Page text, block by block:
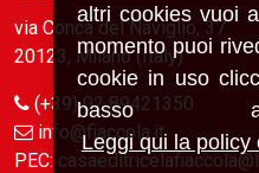
via Conca del Naviglio, 37
20123, Milano (Italy)
(+39) 02 89421350
info@fiaccola.it
PEC:
altri cookies vuoi
momento puoi
cookie in uso
basso
Leggi qui la policy